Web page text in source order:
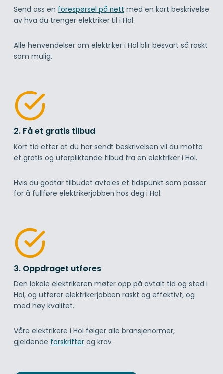
Send oss en forespørsel på nett med en kort beskrivelse
av hva du trenger elektriker til i Hol.
Alle henvendelser om elektriker i Hol blir besvart så raskt
som mulig.
2. Få et gratis tilbud
Kort tid etter at du har sendt beskrivelsen vil du motta
et gratis og uforpliktende tilbud fra en elektriker i Hol.
Hvis du godtar tilbudet avtales et tidspunkt som passer
for å fullføre elektrikerjobben hos deg i Hol.
3. Oppdraget utføres
Den lokale elektrikeren møter opp på avtalt tid og sted i
Hol, og utfører elektrikerjobben raskt og effektivt, og
med høy kvalitet.
Våre elektrikere i Hol følger alle bransjenormer,
gjeldende forskrifter og krav.